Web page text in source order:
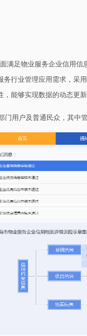
满足物业服务企业信用
行业管理应用需求，采
能够实现数据的动态更
门用户及普通民众，其